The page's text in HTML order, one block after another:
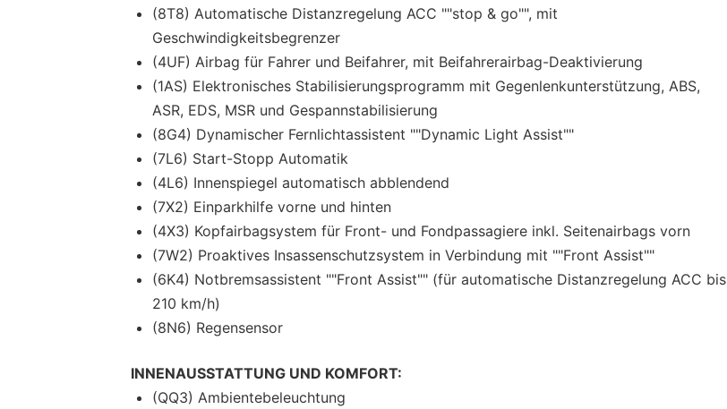
(8T8) Automatische Distanzregelung ACC ""stop & go"", mit
Geschwindigkeitsbegrenzer
(4UF) Airbag für Fahrer und Beifahrer, mit Beifahrerairbag-Deaktivierung
(1AS) Elektronisches Stabilisierungsprogramm mit Gegenlenkunterstützung, ABS,
ASR, EDS, MSR und Gespannstabilisierung
(8G4) Dynamischer Fernlichtassistent ""Dynamic Light Assist""
(7L6) Start-Stopp Automatik
(4L6) Innenspiegel automatisch abblendend
(7X2) Einparkhilfe vorne und hinten
(4X3) Kopfairbagsystem für Front- und Fondpassagiere inkl. Seitenairbags vorn
(7W2) Proaktives Insassenschutzsystem in Verbindung mit ""Front Assist""
(6K4) Notbremsassistent ""Front Assist"" (für automatische Distanzregelung ACC bis
210 km/h)
(8N6) Regensensor
INNENAUSSTATTUNG UND KOMFORT:
(QQ3) Ambientebeleuchtung